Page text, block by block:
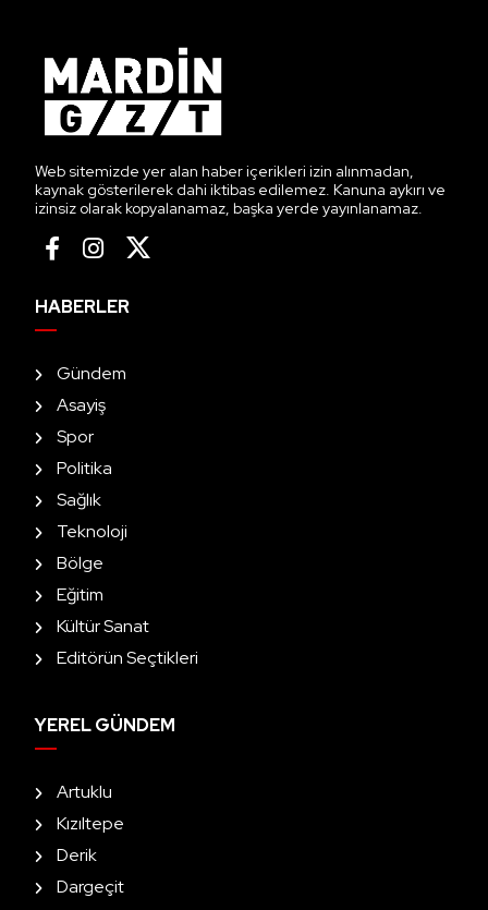
Web sitemizde yer alan haber içerikleri izin alınmadan,
kaynak gösterilerek dahi iktibas edilemez. Kanuna aykırı ve
izinsiz olarak kopyalanamaz, başka yerde yayınlanamaz.
HABERLER
Gündem
Asayiş
Spor
Politika
Sağlık
Teknoloji
Bölge
Eğitim
Kültür Sanat
Editörün Seçtikleri
YEREL GÜNDEM
Artuklu
Kızıltepe
Derik
Dargeçit